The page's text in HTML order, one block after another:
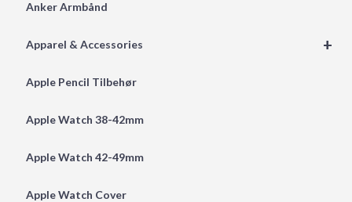
Anker Armbånd
+
Apparel & Accessories
Apple Pencil Tilbehør
Apple Watch 38-42mm
Apple Watch 42-49mm
Apple Watch Cover